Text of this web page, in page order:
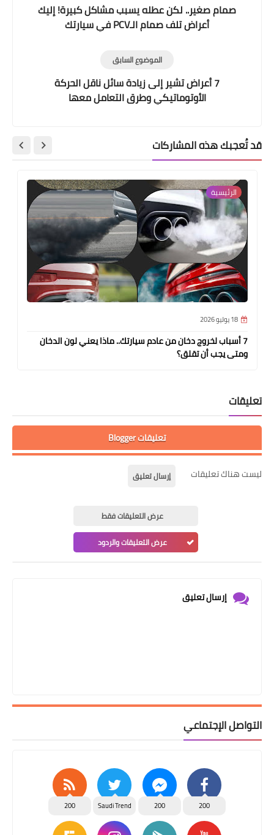
صمام صغير.. لكن عطله يسبب مشاكل كبيرة! إليك
أعراض تلف صمام الـPCV في سيارتك
الموضوع السابق
7 أعراض تشير إلى زيادة سائل ناقل الحركة
الأوتوماتيكي وطرق التعامل معها
قد تُعجبك هذه المشاركات
الرئيسية
18 يوليو 2026
7 أسباب لخروج دخان من عادم سيارتك.. ماذا يعني لون الدخان
ومتى يجب أن تقلق؟
تعليقات
تعليقات Blogger
ليست هناك تعليقات إرسال تعليق
عرض التعليقات فقط
عرض التعليقات والردود
إرسال تعليق
التواصل الإجتماعي
200
200
Saudi Trend
200